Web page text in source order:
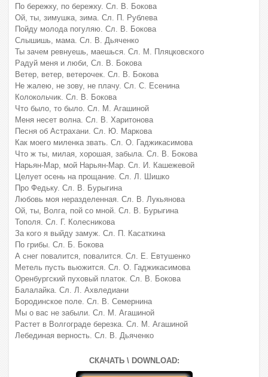
По бережку, по бережку. Сл. В. Бокова
Ой, ты, зимушка, зима. Сл. П. Рублева
Пойду молода погуляю. Сл. В. Бокова
Слышишь, мама. Сл. В. Дьяченко
Ты зачем ревнуешь, маешься. Сл. М. Пляцковского
Радуй меня и люби, Сл. В. Бокова
Ветер, ветер, ветерочек. Сл. В. Бокова
Не жалею, не зову, не плачу. Сл. С. Есенина
Колокольчик. Сл. В. Бокова
Что было, то было. Сл. М. Агашиной
Меня несет волна. Сл. В. Харитонова
Песня об Астрахани. Сл. Ю. Маркова
Как моего миленка звать. Сл. О. Гаджикаcимова
Что ж ты, милая, хорошая, забыла. Сл. В. Бокова
Нарьян-Мар, мой Нарьян-Мар. Сл. И. Кашежевой
Целует осень на прощание. Сл. Л. Шишко
Про Федьку. Сл. В. Бурыгина
Любовь моя неразделенная. Сл. В. Лукьянова
Ой, ты, Волга, пой со мной. Сл. В. Бурыгина
Тополя. Сл. Г. Колесникова
За кого я выйду замуж. Сл. П. Касаткина
По грибы. Сл. Б. Бокова
А снег повалится, повалится. Сл. Е. Евтушенко
Метель пусть вьюжится. Сл. О. Гаджикаcимова
Оренбургский пуховый платок. Сл. В. Бокова
Балалайка. Сл. Л. Ахвледиани
Бородинское поле. Сл. В. Семернина
Мы о вас не забыли. Сл. М. Агашиной
Растет в Волгограде березка. Сл. М. Агашиной
Лебединая верность. Сл. В. Дьяченко
СКАЧАТЬ \ DOWNLOAD: